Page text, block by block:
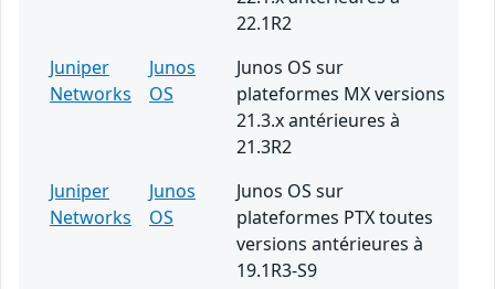
22.1R2
Juniper
Networks
Junos
OS
Junos OS sur
plateformes MX versions
21.3.x antérieures à
21.3R2
Juniper
Networks
Junos
OS
Junos OS sur
plateformes PTX toutes
versions antérieures à
19.1R3-S9